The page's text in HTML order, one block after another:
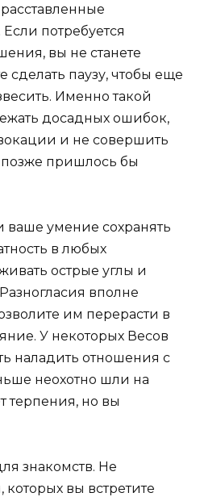
потребуется
вы не станете
сделать паузу, чтобы еще
Именно такой
досадных ошибок,
и не совершить
позже пришлось бы
ваше умение сохранять
в любых
острые углы и
вполне
им перерасти в
У некоторых Весов
наладить отношения с
неохотно шли на
терпения, но вы
знакомств. Не
вы встретите